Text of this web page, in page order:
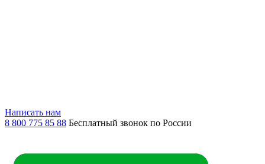
Написать нам
8 800 775 85 88 Бесплатный звонок по России